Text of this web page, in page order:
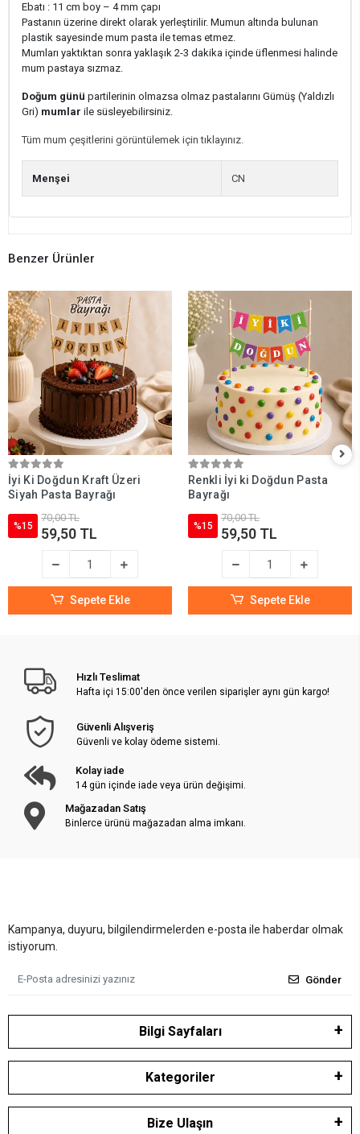
Ebatı : 11 cm boy – 4 mm çapı
Pastanın üzerine direkt olarak yerleştirilir. Mumun altında bulunan
plastik sayesinde mum pasta ile temas etmez.
Mumları yaktıktan sonra yaklaşık 2-3 dakika içinde üflenmesi halinde
mum pastaya sızmaz.
Doğum günü partilerinin olmazsa olmaz pastalarını Gümüş (Yaldızlı
Gri) mumlar ile süsleyebilirsiniz.
Tüm mum çeşitlerini görüntülemek için tıklayınız.
Menşei CN
Benzer Ürünler
İyi Ki Doğdun Kraft Üzeri
Siyah Pasta Bayrağı
%15
70,00 TL
59,50 TL
Sepete Ekle
Renkli İyi ki Doğdun Pasta
Bayrağı
%15
70,00 TL
59,50 TL
Sepete Ekle
Hızlı Teslimat
Hafta içi 15:00'den önce verilen siparişler aynı gün kargo!
Güvenli Alışveriş
Güvenli ve kolay ödeme sistemi.
Kolay iade
14 gün içinde iade veya ürün değişimi.
Mağazadan Satış
Binlerce ürünü mağazadan alma imkanı.
Kampanya, duyuru, bilgilendirmelerden e-posta ile haberdar olmak
istiyorum.
Gönder
Bilgi Sayfaları
Kategoriler
Bize Ulaşın